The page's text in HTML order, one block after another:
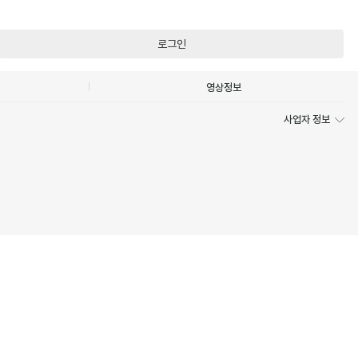
로그인
영상정보
사업자 정보